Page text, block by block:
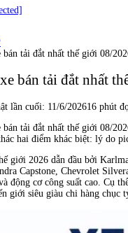
bán tải đắt nhất thế giới 08/
bán tải đắt nhất
lần cuối: 11/6/202616 phút
tải đắt nhất thế giới 08/
hai điểm khác biệt: lý do
giới 2026 dẫn đầu bởi
Capstone, Chevrolet
động cơ công suất cao. Cụ
giới siêu giàu chi hàng chục